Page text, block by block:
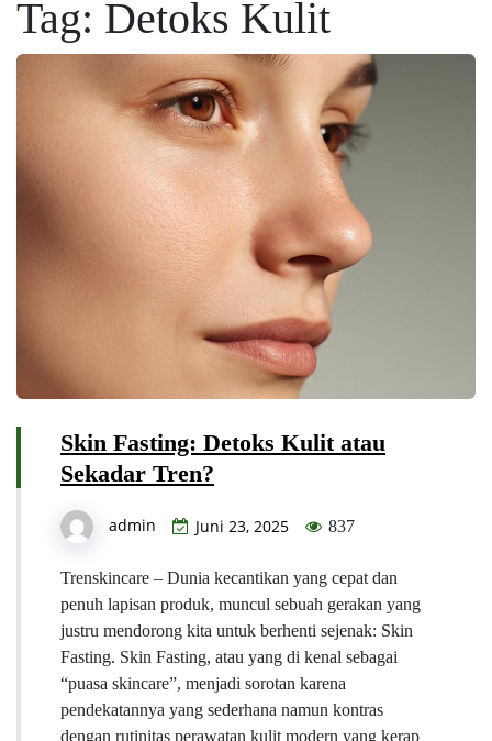
Tag: Detoks Kulit
Skin Fasting: Detoks Kulit atau
Sekadar Tren?
admin Juni 23, 2025 837
Trenskincare – Dunia kecantikan yang cepat dan
penuh lapisan produk, muncul sebuah gerakan yang
justru mendorong kita untuk berhenti sejenak: Skin
Fasting. Skin Fasting, atau yang di kenal sebagai
“puasa skincare”, menjadi sorotan karena
pendekatannya yang sederhana namun kontras
dengan rutinitas perawatan kulit modern yang kerap